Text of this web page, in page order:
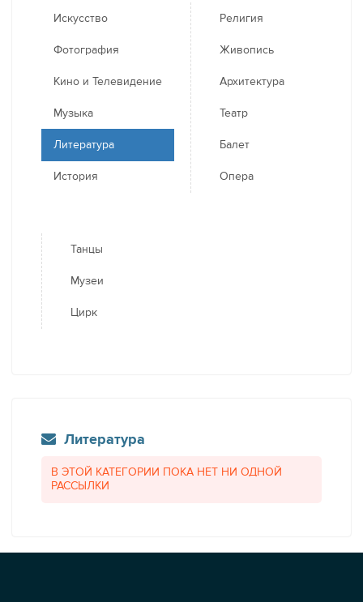
Искусство
Фотография
Кино и Телевидение
Музыка
Литература
История
Религия
Живопись
Архитектура
Театр
Балет
Опера
Танцы
Музеи
Цирк
Литература
В ЭТОЙ КАТЕГОРИИ ПОКА НЕТ НИ ОДНОЙ
РАССЫЛКИ